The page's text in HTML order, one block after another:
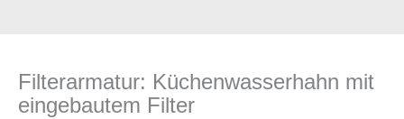
Filterarmatur: Küchenwasserhahn mit
eingebautem Filter